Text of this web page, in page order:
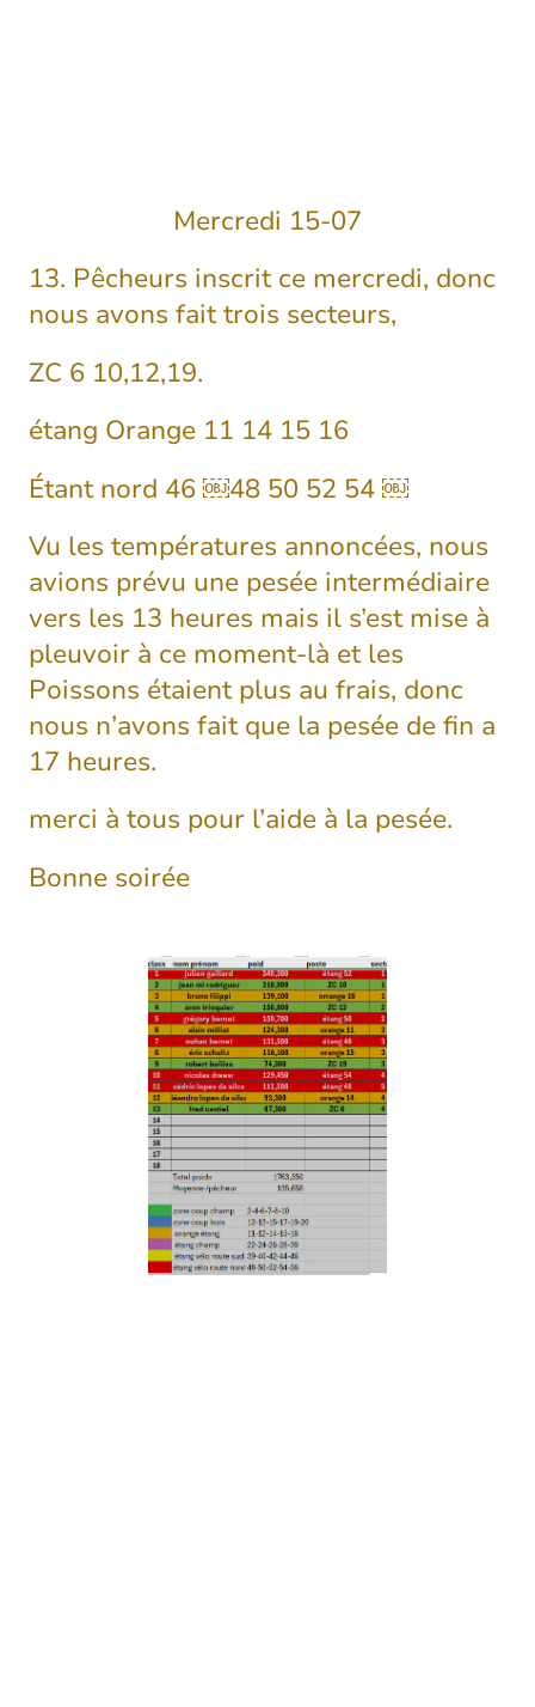
Mercredi 15-07
13. Pêcheurs inscrit ce mercredi, donc
nous avons fait trois secteurs,
ZC 6 10,12,19.
étang Orange 11 14 15 16
Étant nord 46 ￼48 50 52 54 ￼
Vu les températures annoncées, nous
avions prévu une pesée intermédiaire
vers les 13 heures mais il s’est mise à
pleuvoir à ce moment-là et les
Poissons étaient plus au frais, donc
nous n’avons fait que la pesée de fin a
17 heures.
merci à tous pour l’aide à la pesée.
Bonne soirée